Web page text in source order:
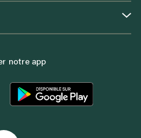
notre app